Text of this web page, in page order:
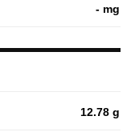
- mg
12.78 g